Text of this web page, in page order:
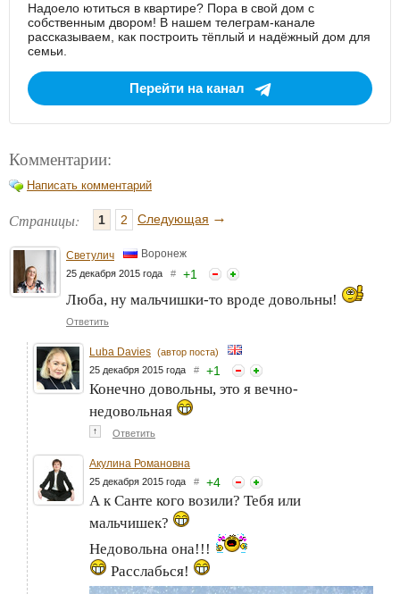
Надоело ютиться в квартире? Пора в свой дом с
собственным двором! В нашем телеграм-канале
рассказываем, как построить тёплый и надёжный дом для
семьи.
Перейти на канал
Комментарии:
Написать комментарий
Страницы: 1 2 Следующая →
Светулич Воронеж
25 декабря 2015 года # +1
Люба, ну мальчишки-то вроде довольны!
Ответить
Luba Davies (автор поста)
25 декабря 2015 года # +1
Конечно довольны, это я вечно-
недовольная
↑ Ответить
Акулина Романовна
25 декабря 2015 года # +4
А к Санте кого возили? Тебя или
мальчишек?
Недовольна она!!!
Расслабься!